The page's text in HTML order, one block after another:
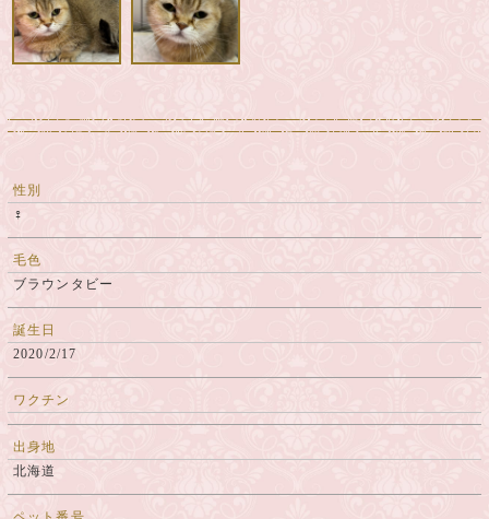
性別
♀
毛色
ブラウンタビー
誕生日
2020/2/17
ワクチン
出身地
北海道